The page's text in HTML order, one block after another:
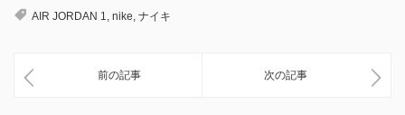
AIR JORDAN 1, nike, ナイキ
前の記事 次の記事